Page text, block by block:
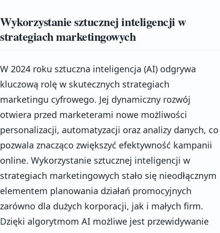
Wykorzystanie sztucznej inteligencji w
strategiach marketingowych
W 2024 roku sztuczna inteligencja (AI) odgrywa
kluczową rolę w skutecznych strategiach
marketingu cyfrowego. Jej dynamiczny rozwój
otwiera przed marketerami nowe możliwości
personalizacji, automatyzacji oraz analizy danych, co
pozwala znacząco zwiększyć efektywność kampanii
online. Wykorzystanie sztucznej inteligencji w
strategiach marketingowych stało się nieodłącznym
elementem planowania działań promocyjnych
zarówno dla dużych korporacji, jak i małych firm.
Dzięki algorytmom AI możliwe jest przewidywanie